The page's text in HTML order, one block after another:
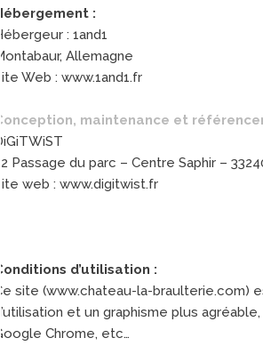
Hébergement :
Hébergeur : 1and1
Montabaur, Allemagne
Site Web : www.1and1.fr
Conception, maintenance et
DiGiTWiST
22 Passage du parc – Centre Saphir –
Site web : www.digitwist.fr
Conditions d’utilisation :
Ce site (www.chateau-la-braulterie.com)
d’utilisation et un graphisme plus
Google Chrome, etc…